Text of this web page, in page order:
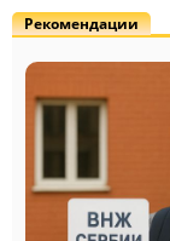
Рекомендации